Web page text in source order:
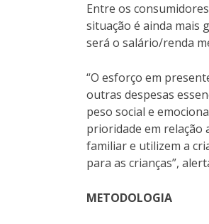
Entre os
situação é ainda mais
será o salário/renda
“O esforço em
outras despesas
peso social e
prioridade em relação
familiar e utilizem a
para as crianças”,
METODOLOGIA